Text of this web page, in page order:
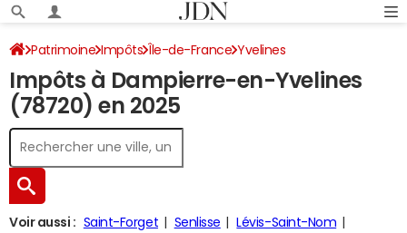
Patrimoine Impôts Île-de-France Yvelines
Dampierre-en-Yvelines Impôt sur le revenu
Impôts à Dampierre-en-Yvelines
(78720) en 2025
Voir aussi : Saint-Forget Senlisse
Lévis-Saint-Nom